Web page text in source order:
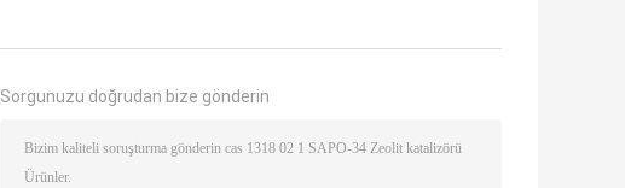
Sorgunuzu doğrudan bize gönderin